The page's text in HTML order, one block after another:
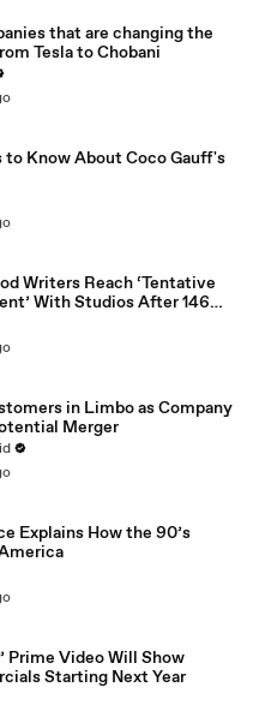
that are changing the
Tesla to Chobani
to Know About Coco Gauff's
Writers Reach ‘Tentative
With Studios After 146
in Limbo as Company
Merger
Explains How the 90’s
Prime Video Will Show
Starting Next Year